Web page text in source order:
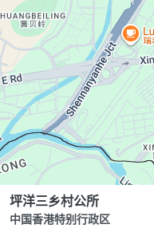
坪洋三乡村公所
中国香港特别行政区